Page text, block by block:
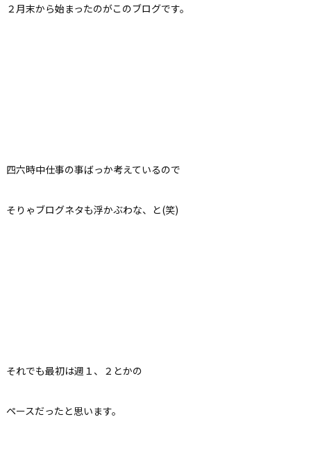
２月末から始まったのがこのブログです。
四六時中仕事の事ばっか考えているので
そりゃブログネタも浮かぶわな、と(笑)
それでも最初は週１、２とかの
ペースだったと思います。